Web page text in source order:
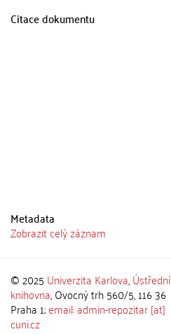
Citace dokumentu
Metadata
Zobrazit celý záznam
© 2025 Univerzita Karlova,Ústřední
knihovna, Ovocný trh 560/5, 116 36
Praha 1;email: admin-repozitar [at]
cuni.cz